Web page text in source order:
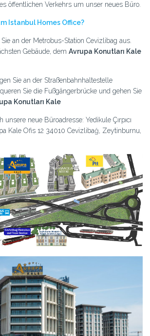
öffentlichen Verkehrs um unser neues Büro.
Istanbul Homes Office?
an der Metrobus-Station Cevizlibag aus.
Gebäude, dem Avrupa Konutları Kale
Sie an der Straßenbahnhaltestelle
Sie die Fußgängerbrücke und gehen Sie
Konutları Kale
unsere neue Büroadresse: Yedikule Çırpıcı
Kale Ofis 12 34010 Cevizlibağ, Zeytinburnu,